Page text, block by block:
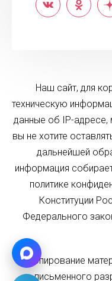
Наш сайт, для
техническую
данные об IP-адресе,
вы не хотите
дальнейшей
информация
политике
Конституции
Федерального
Копирование
письменного